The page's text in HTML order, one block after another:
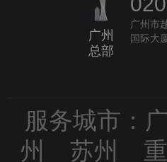
广州
总部
广州市
国际大
服务城市
州 苏州